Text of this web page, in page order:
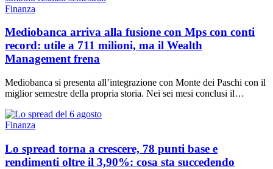
Finanza
Mediobanca arriva alla fusione con Mps con conti
record: utile a 711 milioni, ma il Wealth
Management frena
Mediobanca si presenta all’integrazione con Monte dei Paschi con il
miglior semestre della propria storia. Nei sei mesi conclusi il…
Finanza
Lo spread torna a crescere, 78 punti base e
rendimenti oltre il 3,90%: cosa sta succedendo